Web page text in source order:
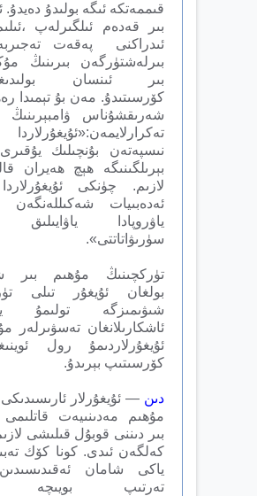
قىممەتكە ئىگە بولىدۇ دەيدۇ.
بىر قەدەم ئ‍ىلگىرلەپ
ئىدراكنى پەقەت
بىرلەشتۈرگەن بىرىنىڭ
بىر ئىنسان
كۆرسىتىدۇ. مەن بۇ تېمىدا
شەرىقشۇناس ۋامبېرىنىڭ
تەكرارلايمەن:«ئۇيغۇرلاردا
نىسپەتەن بۇنچىلىك
بېرىلگىنىگە ھېچ ھەيران
لازىم. چۈنكى
ئەدەبىيات شەكىللەنگەن
ياۋروپادا
سۈرىۋاتاتتى».
تۈركچىنىڭ مۇھىم بىر
بولغان ئۇيغۇر تىلى
شىۋىمىزگە تولىمۇ
ئاشكارىلانغان تەسۋىرلەر
ئۇيغۇرلاردىمۇ رول
كۆرسىتىپ بېرىدۇ.
دىن — ئۇيغۇرلار ئارىسىدىكى
مۇھىم مەدىنىيەت
بىر دىننى قوبۇل قىلىشى
كەلگەن ئىدى. كونا كۆك
ياكى شامان
تەرتىپ بويىچە